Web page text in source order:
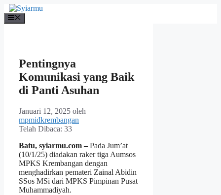
Langsung
ke
isi
Pentingnya
Komunikasi yang Baik
di Panti Asuhan
Januari 12, 2025 oleh
mpmidkrembangan
Telah Dibaca: 33
Batu, syiarmu.com –Pada Jum’at
(10/1/25) diadakan raker tiga Aumsos
MPKS Krembangan dengan
menghadirkan pemateri Zainal Abidin
SSos MSi dari MPKS Pimpinan Pusat
Muhammadiyah.